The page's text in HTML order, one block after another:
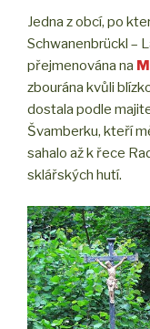
Jedna z obcí, po
Schwanenbrückl –
přejmenována na
zbourána kvůli
dostala podle
Švamberku, kteří
sahalo až k řece
sklářských hutí.